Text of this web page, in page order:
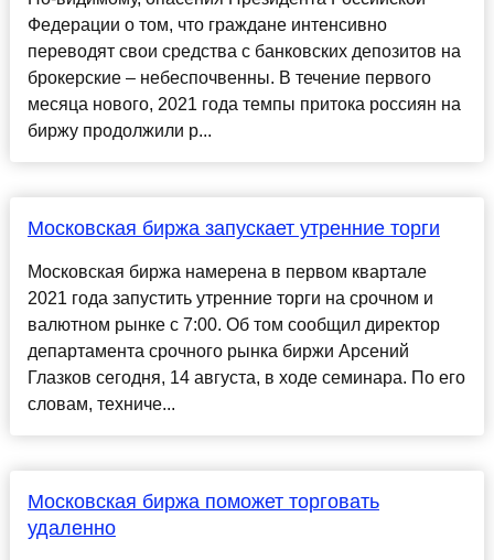
Федерации о том, что граждане интенсивно
переводят свои средства с банковских депозитов на
брокерские – небеспочвенны. В течение первого
месяца нового, 2021 года темпы притока россиян на
биржу продолжили р...
Московская биржа запускает утренние торги
Московская биржа намерена в первом квартале
2021 года запустить утренние торги на срочном и
валютном рынке с 7:00. Об том сообщил директор
департамента срочного рынка биржи Арсений
Глазков сегодня, 14 августа, в ходе семинара. По его
словам, техниче...
Московская биржа поможет торговать
удаленно